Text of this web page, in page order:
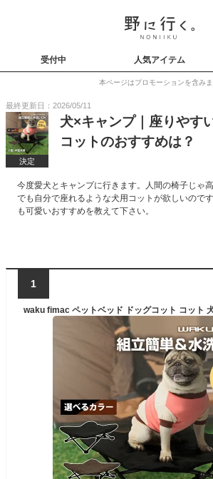
受付中 人気アイテム
本ページはプロモーションを含み
最終更新日：2026/05/11
決定
犬×キャンプ｜座りやす
コットのおすすめは？
今度愛犬とキャンプに行きます。人間の椅子じゃ
でも自分で座れるような犬用コットが欲しいので
も可愛いおすすめを教えて下さい。
1